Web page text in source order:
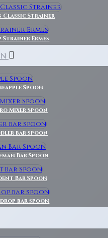
Classic Strainer
Strainer Ermes
Spoon
Mixer Spoon
bar spoon
Bar Spoon
Bar Spoon
bar spoon